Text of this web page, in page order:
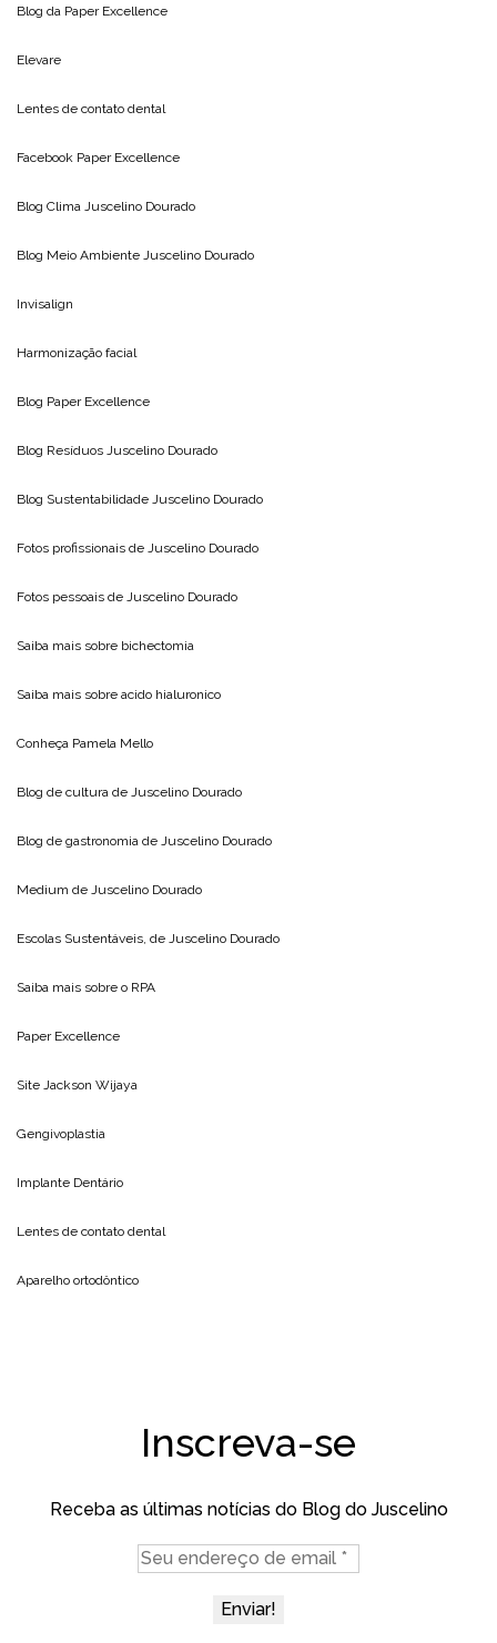
Blog da Paper Excellence
Elevare
Lentes de contato dental
Facebook Paper Excellence
Blog Clima Juscelino Dourado
Blog Meio Ambiente Juscelino Dourado
Invisalign
Harmonização facial
Blog Paper Excellence
Blog Resíduos Juscelino Dourado
Blog Sustentabilidade Juscelino Dourado
Fotos profissionais de Juscelino Dourado
Fotos pessoais de Juscelino Dourado
Saiba mais sobre bichectomia
Saiba mais sobre acido hialuronico
Conheça Pamela Mello
Blog de cultura de Juscelino Dourado
Blog de gastronomia de Juscelino Dourado
Medium de Juscelino Dourado
Escolas Sustentáveis, de Juscelino Dourado
Saiba mais sobre o RPA
Paper Excellence
Site Jackson Wijaya
Gengivoplastia
Implante Dentário
Lentes de contato dental
Aparelho ortodôntico
Inscreva-se
Receba as últimas notícias do Blog do Juscelino